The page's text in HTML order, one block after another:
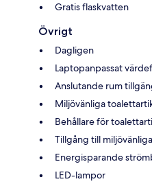
Gratis flaskvatten
Övrigt
Dagligen
Laptopanpassat
Anslutande rum
Miljövänliga
Behållare för
Tillgång till
Energisparande
LED-lampor